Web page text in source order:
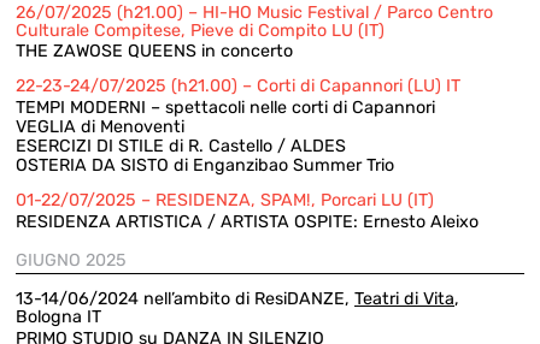
26/07/2025 (h21.00) – HI-HO Music Festival / Parco Centro
Culturale Compitese, Pieve di Compito LU (IT)
THE ZAWOSE QUEENS in concerto
22-23-24/07/2025 (h21.00) – Corti di Capannori (LU) IT
TEMPI MODERNI – spettacoli nelle corti di Capannori
VEGLIA di Menoventi
ESERCIZI DI STILE di R. Castello / ALDES
OSTERIA DA SISTO di Enganzibao Summer Trio
01-22/07/2025 – RESIDENZA, SPAM!, Porcari LU (IT)
RESIDENZA ARTISTICA / ARTISTA OSPITE: Ernesto Aleixo
GIUGNO 2025
13-14/06/2024 nell’ambito di ResiDANZE, Teatri di Vita,
Bologna IT
PRIMO STUDIO su DANZA IN SILENZIO